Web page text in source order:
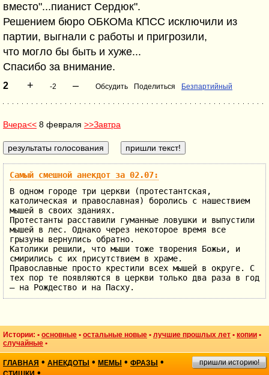
вместо"...пианист Сердюк".
Решением бюро ОБКОМа КПСС исключили из
партии, выгнали с работы и пригрозили,
что могло бы быть и хуже...
Спасибо за внимание.
2 + -2 – Обсудить Поделиться Безпартийный
Вчера<< 8 февраля >>Завтра
Самый смешной анекдот за 02.07:
В одном городе три церкви (протестантская,
католическая и православная) боролись с нашествием
мышей в своих зданиях.
Протестанты расставили гуманные ловушки и выпустили
мышей в лес. Однако через некоторое время все
грызуны вернулись обратно.
Католики решили, что мыши тоже творения Божьи, и
смирились с их присутствием в храме.
Православные просто крестили всех мышей в округе. С
тех пор те появляются в церкви только два раза в год
— на Рождество и на Пасху.
Истории: • основные • остальные новые • лучшие прошлых лет • копии •
случайные •
ГЛАВНАЯ • АНЕКДОТЫ • МЕМЫ • ФРАЗЫ •
•
пришли историю!